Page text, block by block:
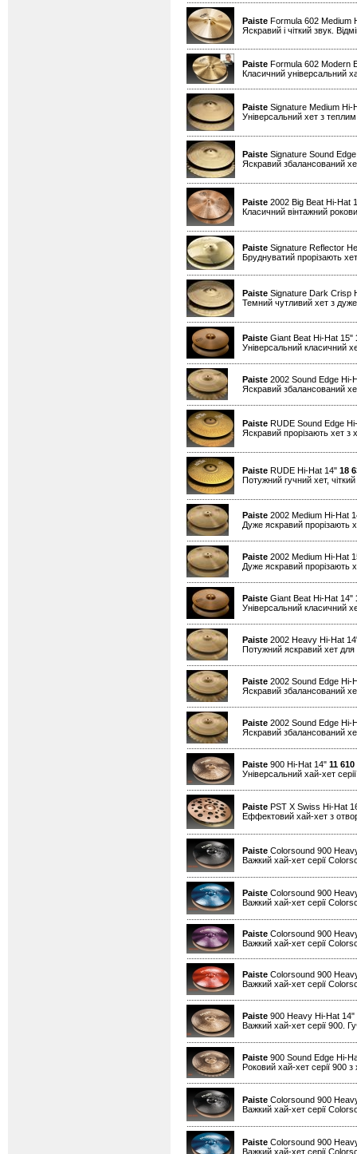
Paiste Formula 602 Medium
Яскравий і чіткий звук.
Paiste Formula 602 Modern
Класичний універсальний
Paiste Signature Medium Hi-
Універсальний хет з
Paiste Signature Sound
Яскравий збалансований
Paiste 2002 Big Beat Hi-Hat
Класичний вінтажний
Paiste Signature Reflector
Бруднуватий прорізають
Paiste Signature Dark Crisp
Темний чутливий хет з
Paiste Giant Beat Hi-Hat 15"
Універсальний класичний
Paiste 2002 Sound Edge Hi-
Яскравий збалансований
Paiste RUDE Sound Edge
Яскравий прорізають хет з
Paiste RUDE Hi-Hat 14" 18
Потужний гучний хет,
Paiste 2002 Medium Hi-Hat
Дуже яскравий прорізають
Paiste 2002 Medium Hi-Hat
Дуже яскравий прорізають
Paiste Giant Beat Hi-Hat 14"
Універсальний класичний
Paiste 2002 Heavy Hi-Hat
Потужний яскравий хет для
Paiste 2002 Sound Edge Hi-
Яскравий збалансований
Paiste 2002 Sound Edge Hi-
Яскравий збалансований
Paiste 900 Hi-Hat 14" 11 610
Універсальний хай-хет
Paiste PST X Swiss Hi-Hat
Еффектовий хай-хет з
Paiste Colorsound 900
Важкий хай-хет серії
Paiste Colorsound 900
Важкий хай-хет серії
Paiste Colorsound 900
Важкий хай-хет серії
Paiste Colorsound 900
Важкий хай-хет серії
Paiste 900 Heavy Hi-Hat 14"
Важкий хай-хет серії 900.
Paiste 900 Sound Edge Hi-
Роковий хай-хет серії 900
Paiste Colorsound 900
Важкий хай-хет серії
Paiste Colorsound 900
Важкий хай-хет серії